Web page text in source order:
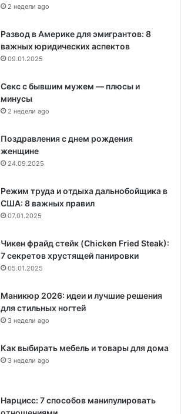
2 недели ago
Развод в Америке для эмигрантов: 8
важных юридических аспектов
09.01.2025
Секс с бывшим мужем — плюсы и
минусы
2 недели ago
Поздравления с днем рождения
женщине
24.09.2025
Режим труда и отдыха дальнобойщика в
США: 8 важных правил
07.01.2025
Чикен фрайд стейк (Chicken Fried Steak):
7 секретов хрустящей панировки
05.01.2025
Маникюр 2026: идеи и лучшие решения
для стильных ногтей
3 недели ago
Как выбирать мебель и товары для дома
3 недели ago
Нарцисс: 7 способов манипулировать